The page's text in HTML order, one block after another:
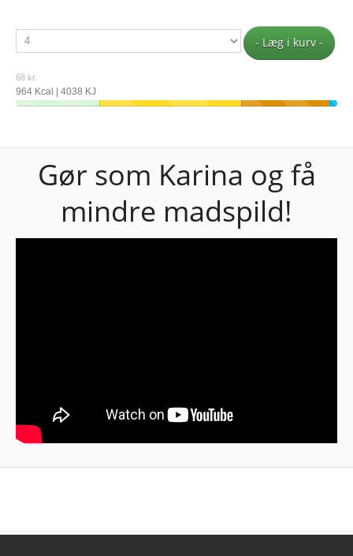
- Læg i kurv -
68 kr.
964 Kcal | 4038 KJ
Gør som Karina og få
mindre madspild!